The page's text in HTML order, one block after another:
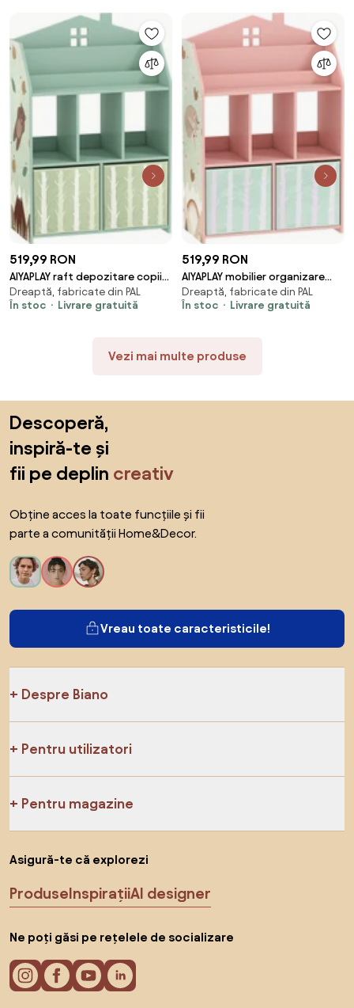
519,99 RON
AIYAPLAY raft depozitare copii
mobilier | Aosom Romania
Dreaptă, fabricate din PAL
În stoc
Livrare gratuită
519,99 RON
AIYAPLAY mobilier organizare
jucării mobilă depozitare |
Aosom Romania
Dreaptă, fabricate din PAL
În stoc
Livrare gratuită
Vezi mai multe produse
Descoperă,
inspiră-te și
fii pe deplin creativ
Obține acces la toate funcțiile și fii
parte a comunității Home&Decor.
Vreau toate caracteristicile!
Despre Biano
Pentru utilizatori
Pentru magazine
Asigură-te că explorezi
ProduseInspirațiiAI designer
Ne poți găsi pe rețelele de socializare